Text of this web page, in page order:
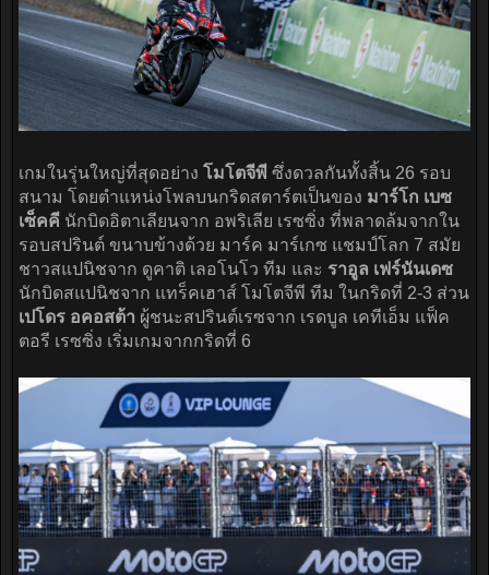
เกมในรุ่นใหญ่ที่สุดอย่าง โมโตจีพี ซึ่งดวลกันทั้งสิ้น 26 รอบ
สนาม โดยตำแหน่งโพลบนกริดสตาร์ตเป็นของ มาร์โก เบซ
เซ็คคี นักบิดอิตาเลียนจาก อพริเลีย เรซซิ่ง ที่พลาดล้มจากใน
รอบสปรินต์ ขนาบข้างด้วย มาร์ค มาร์เกซ แชมป์โลก 7 สมัย
ชาวสแปนิชจาก ดูคาติ เลอโนโว ทีม และ ราอูล เฟร์นันเดซ
นักบิดสแปนิชจาก แทร็คเฮาส์ โมโตจีพี ทีม ในกริดที่ 2-3 ส่วน
เปโดร อคอสต้า ผู้ชนะสปรินต์เรซจาก เรดบูล เคทีเอ็ม แฟ็ค
ตอรี เรซซิ่ง เริ่มเกมจากกริดที่ 6